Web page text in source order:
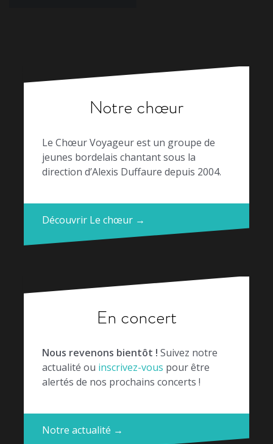
Notre chœur
Le Chœur Voyageur est un groupe de
jeunes bordelais chantant sous la
direction d’Alexis Duffaure depuis 2004.
Découvrir Le chœur →
En concert
Nous revenons bientôt ! Suivez notre
actualité ou inscrivez-vous pour être
alertés de nos prochains concerts !
Notre actualité →